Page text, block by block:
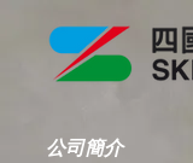
公司簡介